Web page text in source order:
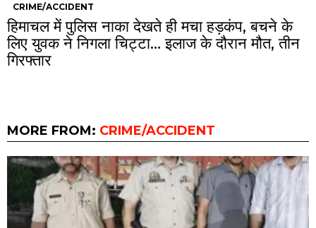
CRIME/ACCIDENT
हिमाचल में पुलिस नाका देखते ही मचा हड़कंप, बचने के
लिए युवक ने निगला चिट्टा… इलाज के दौरान मौत, तीन
गिरफ्तार
MORE FROM: CRIME/ACCIDENT